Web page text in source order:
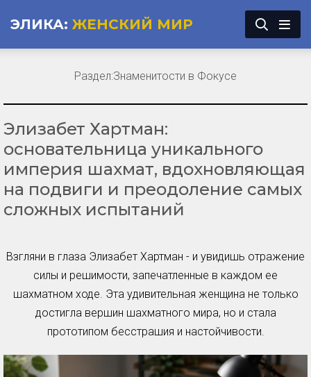
ЭЛИКА: ЖЕНСКИЙ МИР
Элизабет Хартман:
основательница уникального
империя шахмат, вдохновляющая
на подвиги и преодоление самых
сложных испытаний
Взгляни в глаза Элизабет Хартман - и увидишь отражение
силы и решимости, запечатленные в каждом ее
шахматном ходе. Эта удивительная женщина не только
достигла вершин шахматного мира, но и стала
прототипом бесстрашия и настойчивости.
Раздел:Знаменитости в Фокусе